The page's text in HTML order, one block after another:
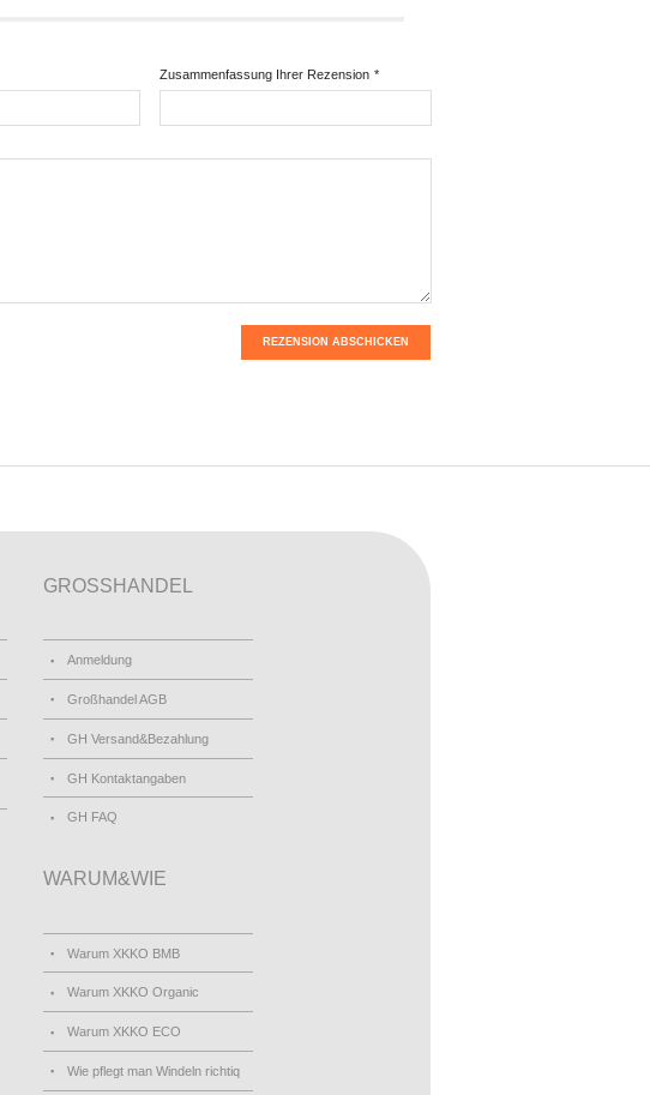
*
Zusammenfassung Ihrer Rezension
REZENSION ABSCHICKEN
GROSSHANDEL
Anmeldung
Großhandel AGB
GH Versand&Bezahlung
GH Kontaktangaben
GH FAQ
WARUM&WIE
Warum XKKO BMB
Warum XKKO Organic
Warum XKKO ECO
Wie pflegt man Windeln richtiq